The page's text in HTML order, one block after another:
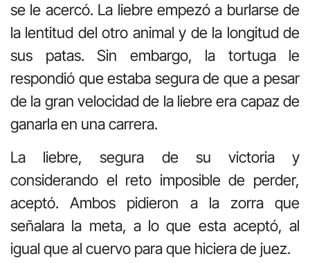
se le acercó. La liebre empezó a burlarse de
la lentitud del otro animal y de la longitud de
sus patas. Sin embargo, la tortuga le
respondió que estaba segura de que a pesar
de la gran velocidad de la liebre era capaz de
ganarla en una carrera.
La liebre, segura de su victoria y
considerando el reto imposible de perder,
aceptó. Ambos pidieron a la zorra que
señalara la meta, a lo que esta aceptó, al
igual que al cuervo para que hiciera de juez.